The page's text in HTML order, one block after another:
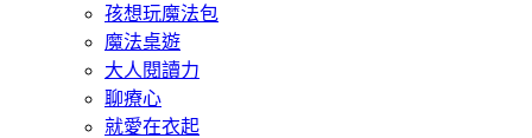
孩想玩魔法包
魔法桌遊
大人閱讀力
聊療心
就愛在衣起